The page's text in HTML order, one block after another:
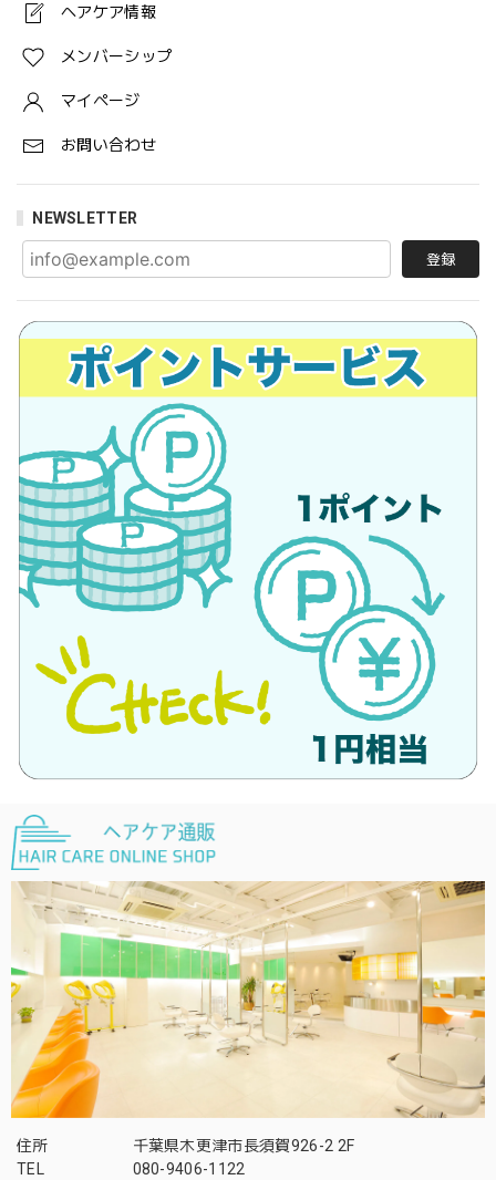
ヘアケア情報
メンバーシップ
マイページ
お問い合わせ
NEWSLETTER
登録
住所
千葉県木更津市長須賀926-2 2F
TEL
080-9406-1122